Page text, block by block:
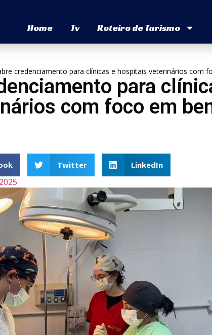
Home Tv Roteiro de Turismo
credenciamento para clínicas e hospitais veterinários com
para
com foco em
Twitter LinkedIn